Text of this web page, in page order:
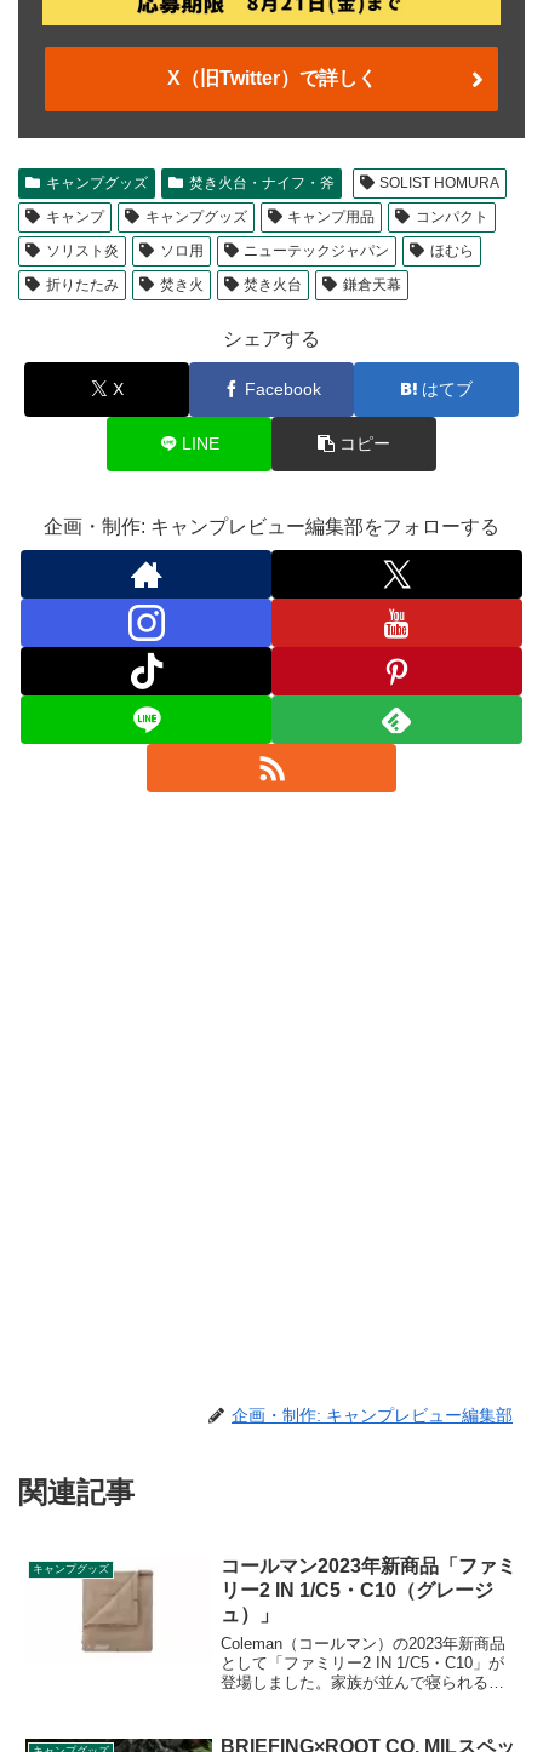
X（旧Twitter）で詳しく
キャンプグッズ 焚き火台・ナイフ・斧
SOLIST HOMURA
キャンプ
キャンプグッズ キャンプ用品
コンパクト
ソリスト炎
ソロ用 ニューテックジャパン
ほむら
折りたたみ
焚き火 焚き火台 鎌倉天幕
シェアする
X Facebook はてブ
LINE コピー
企画・制作: キャンプレビュー編集部をフォローする
企画・制作: キャンプレビュー編集部
関連記事
キャンプグッズ
コールマン2023年新商品「ファミ
リー2 IN 1/C5・C10（グレージ
ュ）」
Coleman（コールマン）の2023年新商品
として「ファミリー2 IN 1/C5・C10」が
登場しました。家族が並んで寝られるフ
ビューします。
BRIEFING×ROOT CO. MILスペッ